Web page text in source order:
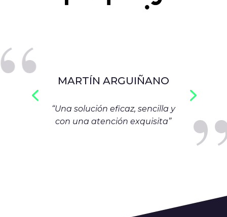
MARTÍN ARGUIÑANO
“Una solución eficaz, sencilla y
con una atención exquisita”
,,